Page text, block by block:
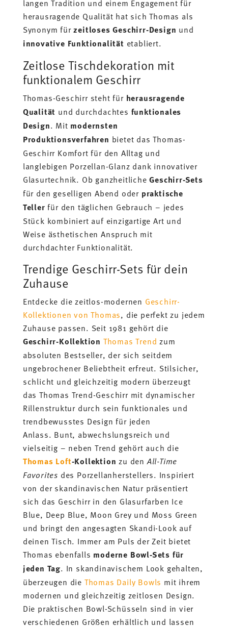
langen Tradition und einem Engagement für
herausragende Qualität hat sich Thomas als
Synonym fürzeitloses Geschirr-Design und
innovative Funktionalität etabliert.
Zeitlose Tischdekoration mit
funktionalem Geschirr
Thomas-Geschirr steht für herausragende
Qualität und durchdachtes funktionales
Design. Mit modernsten
Produktionsverfahren bietet das Thomas-
Geschirr Komfort für den Alltag und
langlebigen Porzellan-Glanz dank innovativer
Glasurtechnik. Ob ganzheitlicheGeschirr-Sets
für den geselligen Abend oder praktische
Teller für den täglichen Gebrauch – jedes
Stück kombiniert auf einzigartige Art und
Weise ästhetischen Anspruch mit
durchdachter Funktionalität.
Trendige Geschirr-Sets für dein
Zuhause
Entdecke die zeitlos-modernen Geschirr-
Kollektionen von Thomas, die perfekt zu jedem
Zuhause passen. Seit 1981 gehört die
Geschirr-Kollektion Thomas Trend zum
absoluten Bestseller, der sich seitdem
ungebrochener Beliebtheit erfreut. Stilsicher,
schlicht und gleichzeitig modern überzeugt
das Thomas Trend-Geschirr mit dynamischer
Rillenstruktur durch sein funktionales und
trendbewusstes Design für jeden
Anlass. Bunt, abwechslungsreich und
vielseitig – neben Trend gehört auch die
Thomas Loft-Kollektion zu den All-Time
Favorites des Porzellanherstellers. Inspiriert
von der skandinavischen Natur präsentiert
sich das Geschirr in den Glasurfarben Ice
Blue, Deep Blue, Moon Grey und Moss Green
und bringt den angesagten Skandi-Look auf
deinen Tisch. Immer am Puls der Zeit bietet
Thomas ebenfalls moderne Bowl-Sets für
jeden Tag. In skandinavischem Look gehalten,
überzeugen die Thomas Daily Bowls mit ihrem
modernen und gleichzeitig zeitlosen Design.
Die praktischen Bowl-Schüsseln sind in vier
verschiedenen Größen erhältlich und lassen